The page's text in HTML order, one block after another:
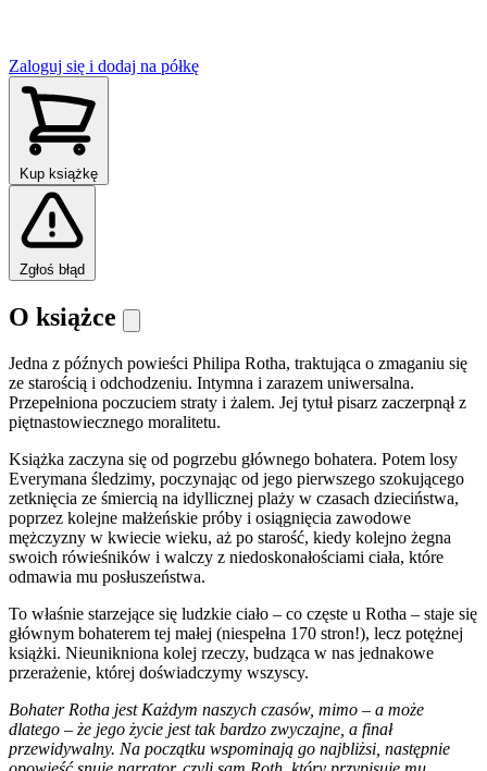
Zaloguj się i dodaj na półkę
Kup książkę
Zgłoś błąd
O książce
Jedna z późnych powieści Philipa Rotha, traktująca o zmaganiu się
ze starością i odchodzeniu. Intymna i zarazem uniwersalna.
Przepełniona poczuciem straty i żalem. Jej tytuł pisarz zaczerpnął z
piętnastowiecznego moralitetu.
Książka zaczyna się od pogrzebu głównego bohatera. Potem losy
Everymana śledzimy, poczynając od jego pierwszego szokującego
zetknięcia ze śmiercią na idyllicznej plaży w czasach dzieciństwa,
poprzez kolejne małżeńskie próby i osiągnięcia zawodowe
mężczyzny w kwiecie wieku, aż po starość, kiedy kolejno żegna
swoich rówieśników i walczy z niedoskonałościami ciała, które
odmawia mu posłuszeństwa.
To właśnie starzejące się ludzkie ciało – co częste u Rotha – staje się
głównym bohaterem tej małej (niespełna 170 stron!), lecz potężnej
książki. Nieunikniona kolej rzeczy, budząca w nas jednakowe
przerażenie, której doświadczymy wszyscy.
Bohater Rotha jest Każdym naszych czasów, mimo – a może
dlatego – że jego życie jest tak bardzo zwyczajne, a finał
przewidywalny. Na początku wspominają go najbliżsi, następnie